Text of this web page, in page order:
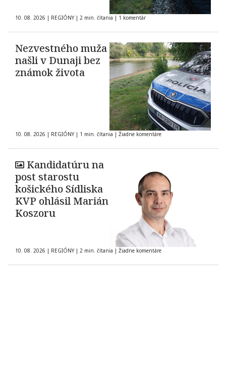
10. 08. 2026 | REGIÓNY | 2 min. čítania | 1 komentár
Nezvestného muža
našli v Dunaji bez
známok života
10. 08. 2026 | REGIÓNY | 1 min. čítania | Žiadne komentáre
Kandidatúru na
post starostu
košického Sídliska
KVP ohlásil Marián
Koszoru
10. 08. 2026 | REGIÓNY | 2 min. čítania | Žiadne komentáre